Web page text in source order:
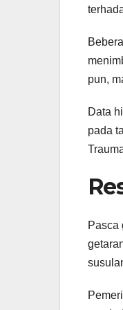
pun,
Data
pada
Pasca